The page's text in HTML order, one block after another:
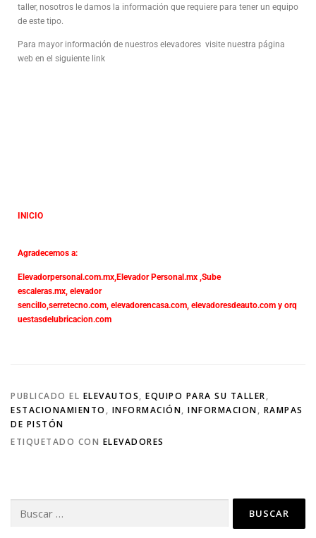
taller, nosotros le damos la información que requiere para tener un equipo
de este tipo.
Para mayor información de nuestros elevadores visite nuestra página
web en el siguiente link
INICIO
Agradecemos a:
Elevadorpersonal.com.mx Elevador Personal.mx , Sube
escaleras.mx elevador
sencillo, serretecno.com, elevadorencasa.com, elevadoresdeauto.com y orq
uestasdelubricacion.com
PUBLICADO EL ELEVAUTOS, EQUIPO PARA SU TALLER,
ESTACIONAMIENTO , INFORMACIÓN, INFORMACION, RAMPAS
DE PISTÓN
ETIQUETADO CON ELEVADORES